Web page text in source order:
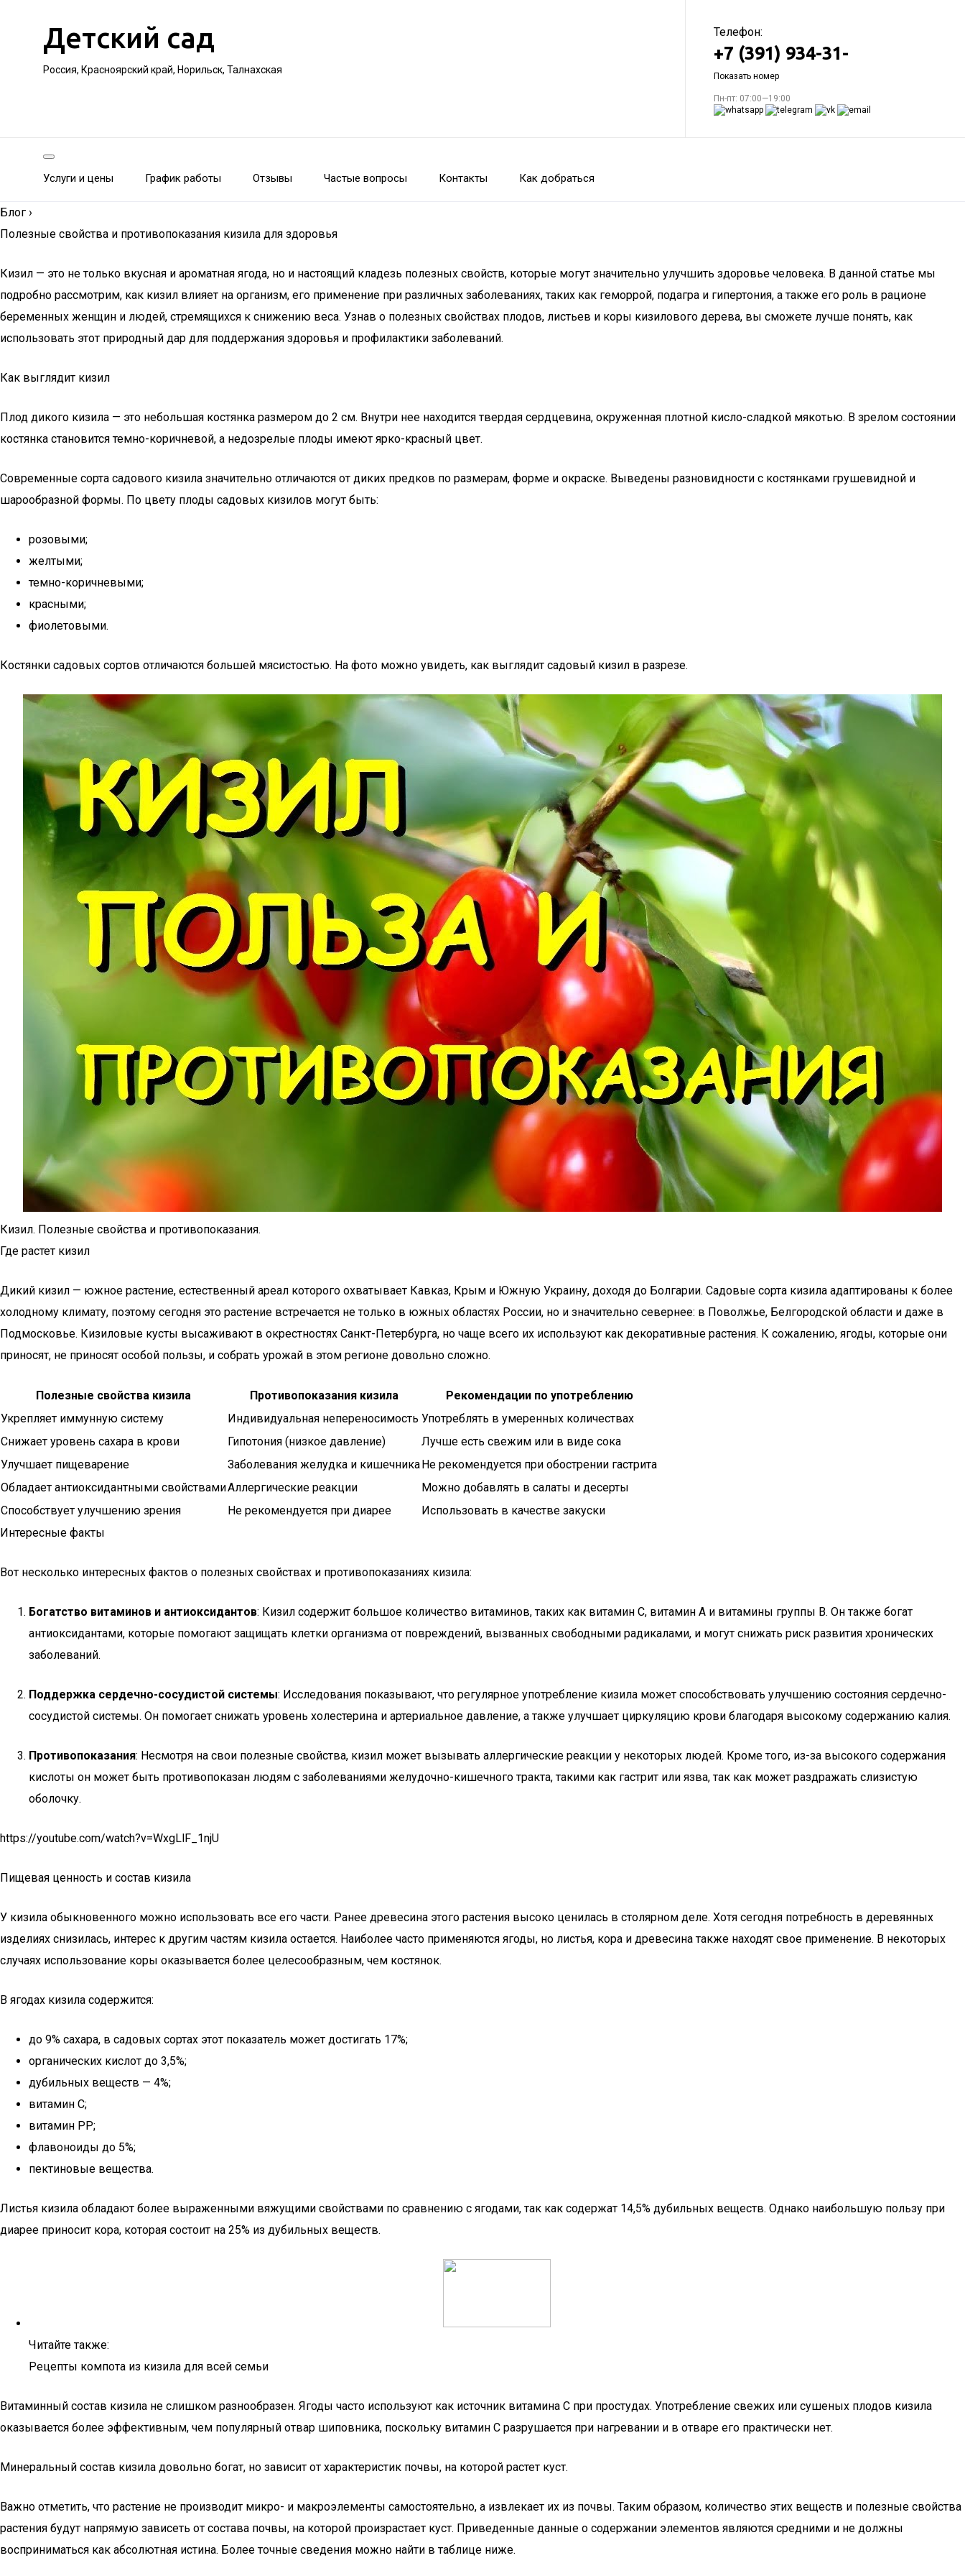
Детский сад
Россия, Красноярский край, Норильск, Талнахская
Телефон:
+7 (391) 934-31-
Показать номер
Пн-пт: 07:00—19:00
Услуги и цены График работы Отзывы Частые вопросы Контакты Как добраться
Блог ›
Полезные свойства и противопоказания кизила для здоровья
Кизил — это не только вкусная и ароматная ягода, но и настоящий кладезь полезных свойств, которые могут значительно улучшить здоровье человека. В данной статье мы
подробно рассмотрим, как кизил влияет на организм, его применение при различных заболеваниях, таких как геморрой, подагра и гипертония, а также его роль в рационе
беременных женщин и людей, стремящихся к снижению веса. Узнав о полезных свойствах плодов, листьев и коры кизилового дерева, вы сможете лучше понять, как
использовать этот природный дар для поддержания здоровья и профилактики заболеваний.
Как выглядит кизил
Плод дикого кизила — это небольшая костянка размером до 2 см. Внутри нее находится твердая сердцевина, окруженная плотной кисло-сладкой мякотью. В зрелом состоянии
костянка становится темно-коричневой, а недозрелые плоды имеют ярко-красный цвет.
Современные сорта садового кизила значительно отличаются от диких предков по размерам, форме и окраске. Выведены разновидности с костянками грушевидной и
шарообразной формы. По цвету плоды садовых кизилов могут быть:
розовыми;
желтыми;
темно-коричневыми;
красными;
фиолетовыми.
Костянки садовых сортов отличаются большей мясистостью. На фото можно увидеть, как выглядит садовый кизил в разрезе.
Кизил. Полезные свойства и противопоказания.
Где растет кизил
Дикий кизил — южное растение, естественный ареал которого охватывает Кавказ, Крым и Южную Украину, доходя до Болгарии. Садовые сорта кизила адаптированы к более
холодному климату, поэтому сегодня это растение встречается не только в южных областях России, но и значительно севернее: в Поволжье, Белгородской области и даже в
Подмосковье. Кизиловые кусты высаживают в окрестностях Санкт-Петербурга, но чаще всего их используют как декоративные растения. К сожалению, ягоды, которые они
приносят, не приносят особой пользы, и собрать урожай в этом регионе довольно сложно.
Полезные свойства кизила Противопоказания кизила
Рекомендации по употреблению
Укрепляет иммунную систему
Индивидуальная непереносимость Употреблять в умеренных количествах
Снижает уровень сахара в крови
Гипотония (низкое давление)
Лучше есть свежим или в виде сока
Улучшает пищеварение
Заболевания желудка и кишечникаНе рекомендуется при обострении гастрита
Обладает антиоксидантными свойствамиАллергические реакции
Можно добавлять в салаты и десерты
Способствует улучшению зрения
Не рекомендуется при диарее
Использовать в качестве закуски
Интересные факты
Вот несколько интересных фактов о полезных свойствах и противопоказаниях кизила:
Богатство витаминов и антиоксидантов: Кизил содержит большое количество витаминов, таких как витамин C, витамин A и витамины группы B. Он также богат
антиоксидантами, которые помогают защищать клетки организма от повреждений, вызванных свободными радикалами, и могут снижать риск развития хронических
заболеваний.
Поддержка сердечно-сосудистой системы: Исследования показывают, что регулярное употребление кизила может способствовать улучшению состояния сердечно-
сосудистой системы. Он помогает снижать уровень холестерина и артериальное давление, а также улучшает циркуляцию крови благодаря высокому содержанию калия.
Противопоказания: Несмотря на свои полезные свойства, кизил может вызывать аллергические реакции у некоторых людей. Кроме того, из-за высокого содержания
кислоты он может быть противопоказан людям с заболеваниями желудочно-кишечного тракта, такими как гастрит или язва, так как может раздражать слизистую
оболочку.
https://youtube.com/watch?v=WxgLlF_1njU
Пищевая ценность и состав кизила
У кизила обыкновенного можно использовать все его части. Ранее древесина этого растения высоко ценилась в столярном деле. Хотя сегодня потребность в деревянных
изделиях снизилась, интерес к другим частям кизила остается. Наиболее часто применяются ягоды, но листья, кора и древесина также находят свое применение. В некоторых
случаях использование коры оказывается более целесообразным, чем костянок.
В ягодах кизила содержится:
до 9% сахара, в садовых сортах этот показатель может достигать 17%;
органических кислот до 3,5%;
дубильных веществ — 4%;
витамин C;
витамин PP;
флавоноиды до 5%;
пектиновые вещества.
Листья кизила обладают более выраженными вяжущими свойствами по сравнению с ягодами, так как содержат 14,5% дубильных веществ. Однако наибольшую пользу при
диарее приносит кора, которая состоит на 25% из дубильных веществ.
Читайте также:
Рецепты компота из кизила для всей семьи
Витаминный состав кизила не слишком разнообразен. Ягоды часто используют как источник витамина C при простудах. Употребление свежих или сушеных плодов кизила
оказывается более эффективным, чем популярный отвар шиповника, поскольку витамин C разрушается при нагревании и в отваре его практически нет.
Минеральный состав кизила довольно богат, но зависит от характеристик почвы, на которой растет куст.
Важно отметить, что растение не производит микро- и макроэлементы самостоятельно, а извлекает их из почвы. Таким образом, количество этих веществ и полезные свойства
растения будут напрямую зависеть от состава почвы, на которой произрастает куст. Приведенные данные о содержании элементов являются средними и не должны
восприниматься как абсолютная истина. Более точные сведения можно найти в таблице ниже.